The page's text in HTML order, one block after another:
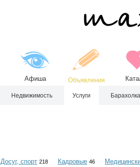
Афиша Объявления
Недвижимость Услуги Барахолка
Досуг, спорт 218 Кадровые 46